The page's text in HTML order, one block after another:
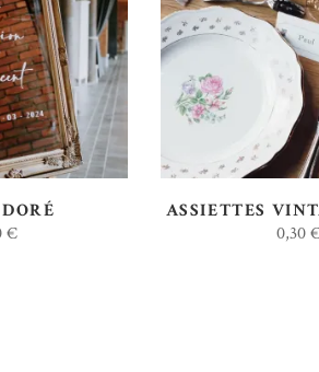
DEVIS
€
AJOUTER
ASSIETTES
0,30